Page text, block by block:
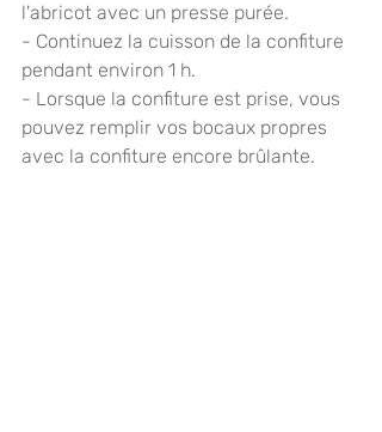
l'abricot avec un presse purée.
- Continuez la cuisson de la confiture
pendant environ 1 h.
- Lorsque la confiture est prise, vous
pouvez remplir vos bocaux propres
avec la confiture encore brûlante.